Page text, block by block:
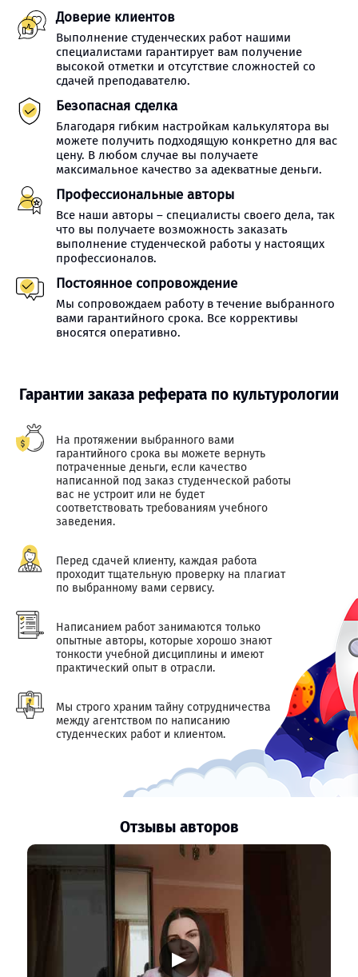
Доверие клиентов
Выполнение студенческих работ нашими
специалистами гарантирует вам получение
высокой отметки и отсутствие сложностей со
сдачей преподавателю.
Безопасная сделка
Благодаря гибким настройкам калькулятора вы
можете получить подходящую конкретно для вас
цену. В любом случае вы получаете
максимальное качество за адекватные деньги.
Профессиональные авторы
Все наши авторы – специалисты своего дела, так
что вы получаете возможность заказать
выполнение студенческой работы у настоящих
профессионалов.
Постоянное сопровождение
Мы сопровождаем работу в течение выбранного
вами гарантийного срока. Все коррективы
вносятся оперативно.
Гарантии заказа реферата по культурологии
На протяжении выбранного вами
гарантийного срока вы можете вернуть
потраченные деньги, если качество
написанной под заказ студенческой работы
вас не устроит или не будет
соответствовать требованиям учебного
заведения.
Перед сдачей клиенту, каждая работа
проходит тщательную проверку на плагиат
по выбранному вами сервису.
Написанием работ занимаются только
опытные авторы, которые хорошо знают
тонкости учебной дисциплины и имеют
практический опыт в отрасли.
Мы строго храним тайну сотрудничества
между агентством по написанию
студенческих работ и клиентом.
Отзывы авторов
▶